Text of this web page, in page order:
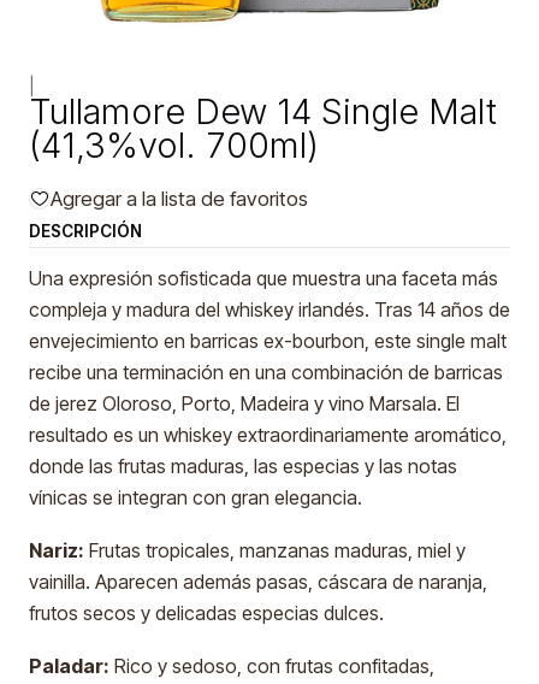
Tullamore Dew 14 Single Malt
(41,3%vol. 700ml)
Agregar a la lista de favoritos
DESCRIPCIÓN
Una expresión sofisticada que muestra una faceta más
compleja y madura del whiskey irlandés. Tras 14 años de
envejecimiento en barricas ex-bourbon, este single malt
recibe una terminación en una combinación de barricas
de jerez Oloroso, Porto, Madeira y vino Marsala. El
resultado es un whiskey extraordinariamente aromático,
donde las frutas maduras, las especias y las notas
vínicas se integran con gran elegancia.
Nariz: Frutas tropicales, manzanas maduras, miel y
vainilla. Aparecen además pasas, cáscara de naranja,
frutos secos y delicadas especias dulces.
Paladar: Rico y sedoso, con frutas confitadas,